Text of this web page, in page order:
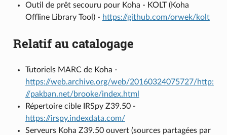
Outil de prêt secouru pour Koha - KOLT (Koha
Offline Library Tool) - https://github.com/orwek/kolt
Relatif au catalogage
Tutoriels MARC de Koha -
https://web.archive.org/web/20160324075727/http:
//pakban.net/brooke/index.html
Répertoire cible IRSpy Z39.50 -
https://irspy.indexdata.com/
Serveurs Koha Z39.50 ouvert (sources partagées par